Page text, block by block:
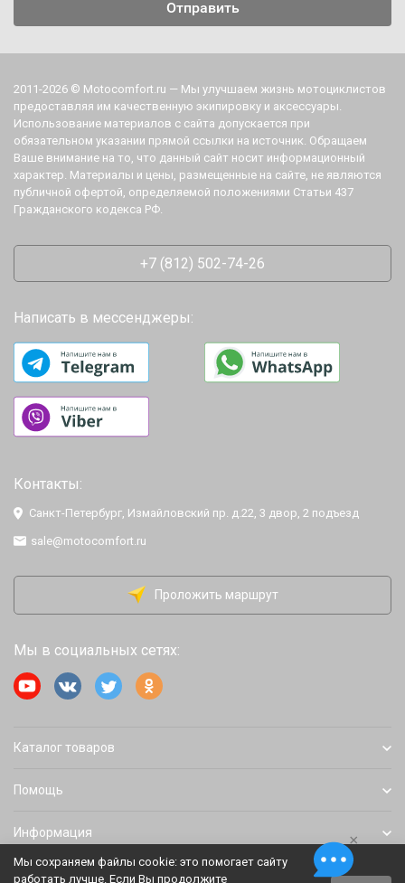
2011-2026 © Motocomfort.ru — Мы улучшаем жизнь мотоциклистов
предоставляя им качественную экипировку и аксессуары.
Использование материалов с сайта допускается при
обязательном указании прямой ссылки на источник. Обращаем
Ваше внимание на то, что данный сайт носит информационный
характер. Материалы и цены, размещенные на сайте, не являются
публичной офертой, определяемой положениями Статьи 437
Гражданского кодекса РФ.
+7 (812) 502-74-26
Написать в мессенджеры:
Контакты:
Санкт-Петербург, Измайловский пр. д.22, 3 двор, 2 подъезд
sale@motocomfort.ru
Проложить маршрут
Мы в социальных сетях:
Каталог товаров
Помощь
Информация
Мы сохраняем файлы cookie: это помогает сайту
работать лучше. Если Вы продолжите
×